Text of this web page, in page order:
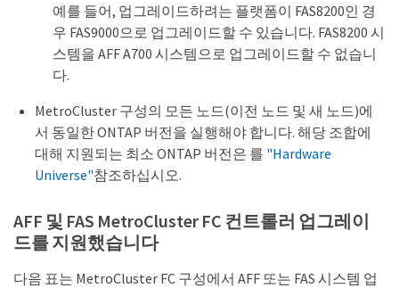
예를 들어, 업그레이드하려는 플랫폼이 FAS8200인 경
우 FAS9000으로 업그레이드할 수 있습니다. FAS8200 시
스템을 AFF A700 시스템으로 업그레이드할 수 없습니
다.
MetroCluster 구성의 모든 노드(이전 노드 및 새 노드)에
서 동일한 ONTAP 버전을 실행해야 합니다. 해당 조합에
대해 지원되는 최소 ONTAP 버전은 를 "Hardware
Universe"참조하십시오.
AFF 및 FAS MetroCluster FC 컨트롤러 업그레이
드를 지원했습니다
다음 표는 MetroCluster FC 구성에서 AFF 또는 FAS 시스템 업